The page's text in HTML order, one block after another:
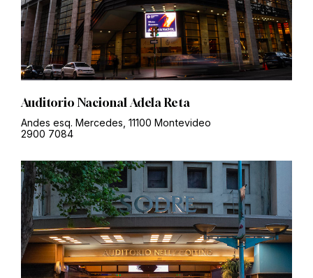
Auditorio Nacional Adela Reta
Andes esq. Mercedes, 11100 Montevideo
2900 7084